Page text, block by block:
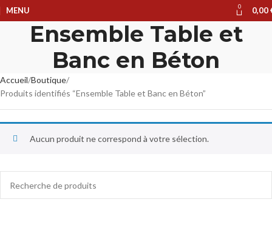
MENU 0 0,00
Ensemble Table et
Banc en Béton
Accueil Boutique
Produits identifiés “Ensemble Table et Banc en Béton”
Aucun produit ne correspond à votre sélection.